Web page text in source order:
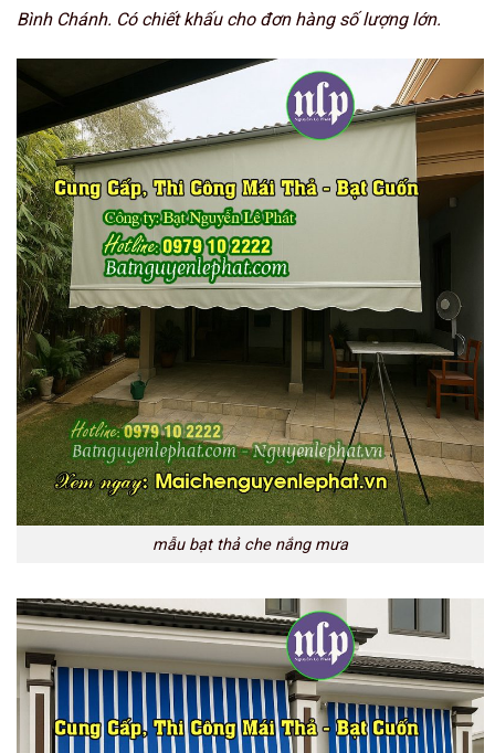
Bình Chánh. Có chiết khấu cho đơn hàng số lượng lớn.
mẫu bạt thả che nắng mưa